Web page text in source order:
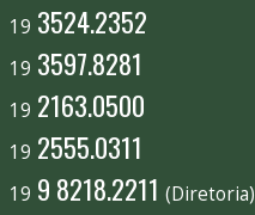
19 3524.2352
19 3597.8281
19 2163.0500
19 2555.0311
19 9 8218.2211 (Diretoria)